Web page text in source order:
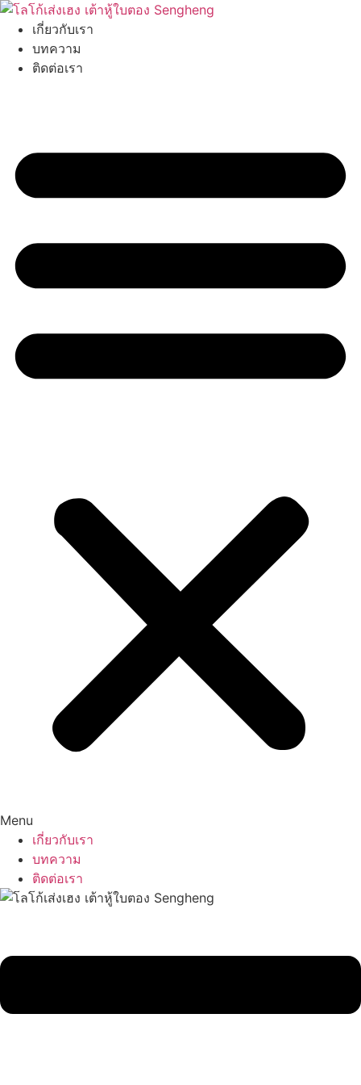
Skip
content
เกี่ยวกับเรา
บทความ
ติดต่อเรา
Menu
เกี่ยวกับเรา
บทความ
ติดต่อเรา